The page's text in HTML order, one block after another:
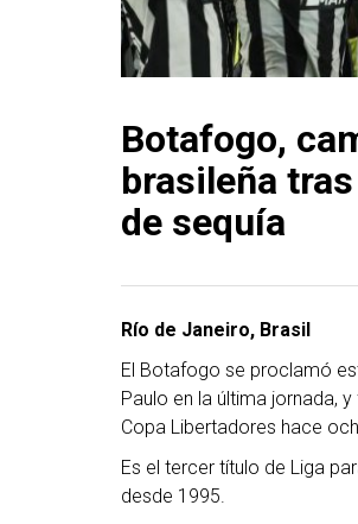
Botafogo,
brasileña
de sequía
Río de Janeiro, Brasil
El Botafogo se proclamó
Paulo en la última jornada,
Copa Libertadores hace
Es el tercer título de Liga
desde 1995.